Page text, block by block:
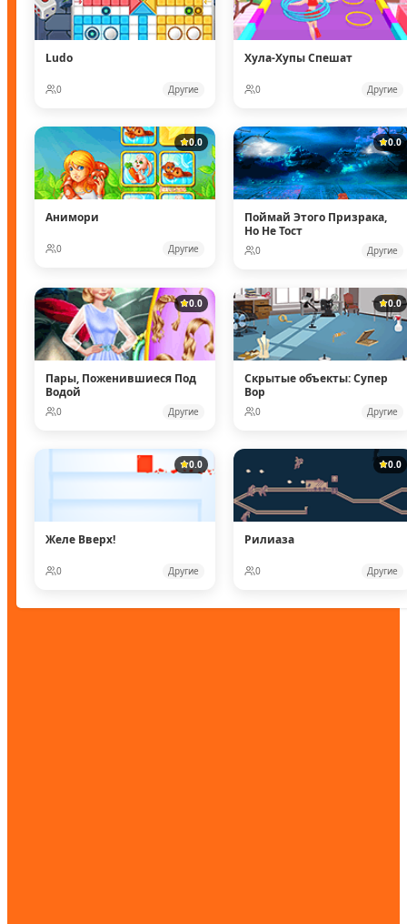
Ludo
0 Другие
Хула-Хупы Спешат
0 Другие
0.0
Анимори
0 Другие
0.0
Поймай Этого Призрака,
Но Не Тост
0 Другие
0.0
Пары, Поженившиеся Под
Водой
0 Другие
0.0
Скрытые объекты: Супер
Вор
0 Другие
0.0
Желе Вверх!
0 Другие
0.0
Рилиаза
0 Другие